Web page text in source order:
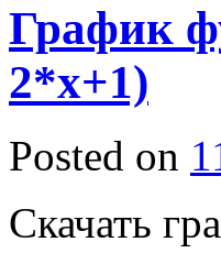
График
2*x+1)
Posted on
Скачать